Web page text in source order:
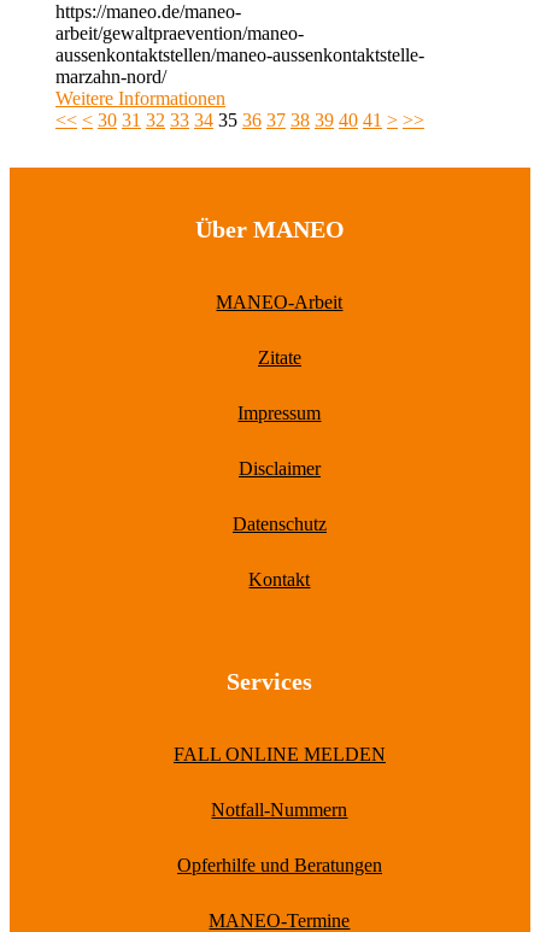
https://maneo.de/maneo-
arbeit/gewaltpraevention/maneo-
aussenkontaktstellen/maneo-aussenkontaktstelle-
marzahn-nord/
Weitere Informationen
<< < 30 31 32 33 34 35 36 37 38 39 40 41 > >>
Über MANEO
MANEO-Arbeit
Zitate
Impressum
Disclaimer
Datenschutz
Kontakt
Services
FALL ONLINE MELDEN
Notfall-Nummern
Opferhilfe und Beratungen
MANEO-Termine